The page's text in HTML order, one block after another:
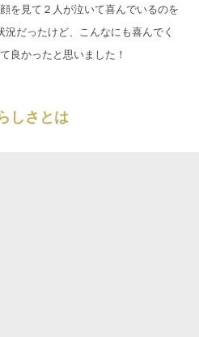
を見て２人が泣いて喜んでいるのを
だったけど、こんなにも喜んでく
良かったと思いました！
しさとは